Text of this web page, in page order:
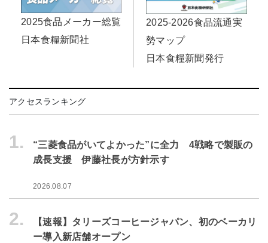
2025食品メーカー総覧
日本食糧新聞社
2025-2026食品流通実
勢マップ
日本食糧新聞発行
アクセスランキング
1.
“三菱食品がいてよかった”に全力 4戦略で製販の
成長支援 伊藤社長が方針示す
2026.08.07
2.
【速報】タリーズコーヒージャパン、初のベーカリ
ー導入新店舗オープン